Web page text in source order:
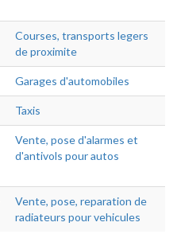
Courses, transports legers
de proximite
Garages d'automobiles
Taxis
Vente, pose d'alarmes et
d'antivols pour autos
Vente, pose, reparation de
radiateurs pour vehicules